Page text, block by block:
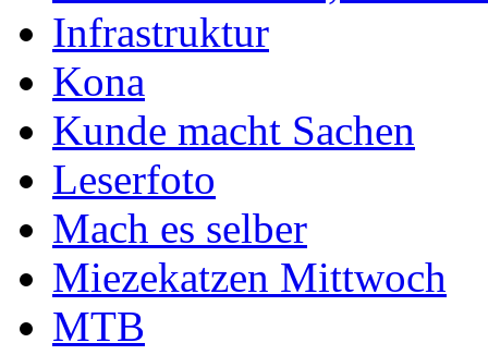
Infrastruktur
Kona
Kunde macht Sachen
Leserfoto
Mach es selber
Miezekatzen Mittwoch
MTB